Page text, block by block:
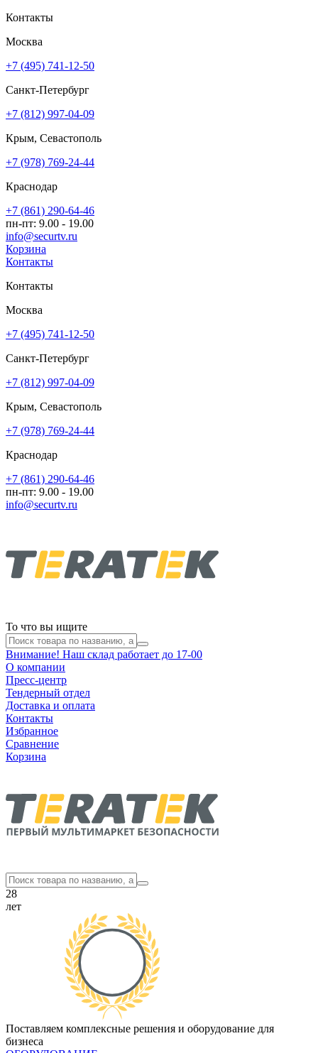
Контакты
Москва
+7 (495) 741-12-50
Санкт-Петербург
+7 (812) 997-04-09
Крым, Севастополь
+7 (978) 769-24-44
Краснодар
+7 (861) 290-64-46
пн-пт: 9.00 - 19.00
info@securtv.ru
Корзина
Контакты
Контакты
Москва
+7 (495) 741-12-50
Санкт-Петербург
+7 (812) 997-04-09
Крым, Севастополь
+7 (978) 769-24-44
Краснодар
+7 (861) 290-64-46
пн-пт: 9.00 - 19.00
info@securtv.ru
То что вы ищите
Внимание! Наш склад работает до 17-00
О компании
Пресс-центр
Тендерный отдел
Доставка и оплата
Контакты
Избранное
Сравнение
Корзина
28
лет
Поставляем комплексные решения и оборудование для
бизнеса